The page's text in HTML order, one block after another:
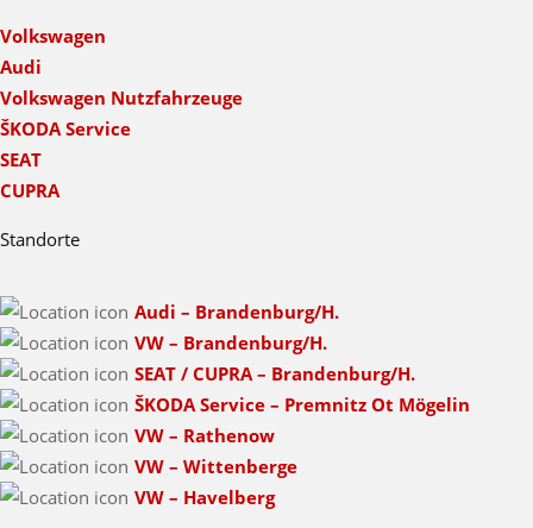
Volkswagen
Audi
Volkswagen Nutzfahrzeuge
ŠKODA Service
SEAT
CUPRA
Standorte
Audi – Brandenburg/H.
VW – Brandenburg/H.
SEAT / CUPRA – Brandenburg/H.
ŠKODA Service – Premnitz Ot Mögelin
VW – Rathenow
VW – Wittenberge
VW – Havelberg